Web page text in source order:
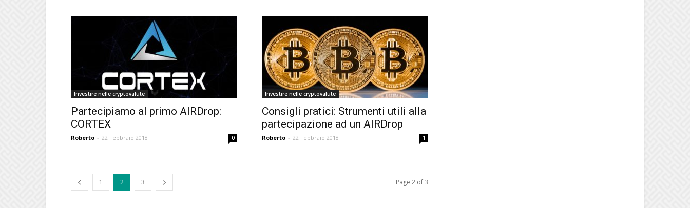
Investire nelle cryptovalute
Partecipiamo al primo AIRDrop:
CORTEX
Roberto - 22 Febbraio 2018 0
Investire nelle cryptovalute
Consigli pratici: Strumenti utili alla
partecipazione ad un AIRDrop
Roberto - 22 Febbraio 2018 1
1 2 3 Page 2 of 3